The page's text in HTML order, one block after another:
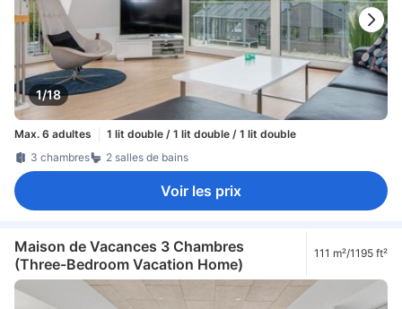
1/18
Max. 6 adultes
1 lit double / 1 lit double / 1 lit double
3 chambres
2 salles de bains
Voir les prix
Maison de Vacances 3 Chambres
(Three-Bedroom Vacation Home)
111 m²/1195 ft²